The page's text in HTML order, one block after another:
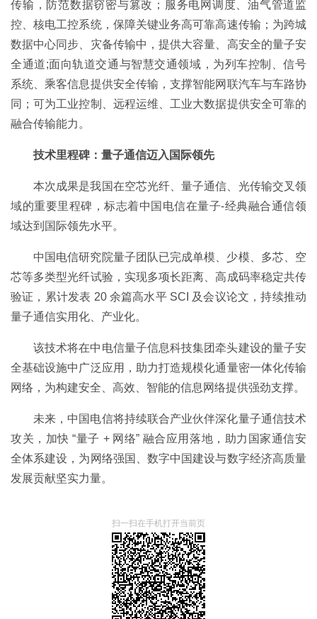
传输，防范数据窃密与篡改；服务电网调度、油气管道监
控、核电工控系统，保障关键业务高可靠高速传输；为跨城
数据中心同步、灾备传输中，提供大容量、高安全的量子安
全通道;面向轨道交通与智慧交通领域，为列车控制、信号
系统、乘客信息提供安全传输，支撑智能网联汽车与车路协
同；可为工业控制、远程运维、工业大数据提供安全可靠的
融合传输能力。
技术里程碑：量子通信迈入国际领先
本次成果是我国在空芯光纤、量子通信、光传输交叉领
域的重要里程碑，标志着中国电信在量子-经典融合通信领
域达到国际领先水平。
中国电信研究院量子团队已完成单模、少模、多芯、空
芯等多类型光纤试验，实现多项长距离、高成码率稳定共传
验证，累计发表 20 余篇高水平 SCI 及会议论文，持续推动
量子通信实用化、产业化。
该技术将在中电信量子信息科技集团牵头建设的量子安
全基础设施中广泛应用，助力打造规模化通量密一体化传输
网络，为构建安全、高效、智能的信息网络提供强劲支撑。
未来，中国电信将持续联合产业伙伴深化量子通信技术
攻关，加快 “量子 + 网络” 融合应用落地，助力国家通信安
全体系建设，为网络强国、数字中国建设与数字经济高质量
发展贡献坚实力量。
扫一扫在手机打开当前页